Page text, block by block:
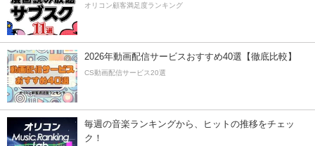
オリコン顧客満足度ランキング
2026年動画配信サービスおすすめ40選【徹底比較】
CS動画配信サービス20選
毎週の音楽ランキングから、ヒットの推移をチェッ
ク！